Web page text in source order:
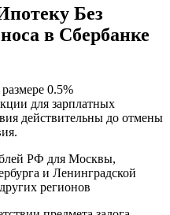
Без
в Сбербанке
0.5%
для зарплатных
действительны до отмены
РФ для Москвы,
и Ленинградской
регионов